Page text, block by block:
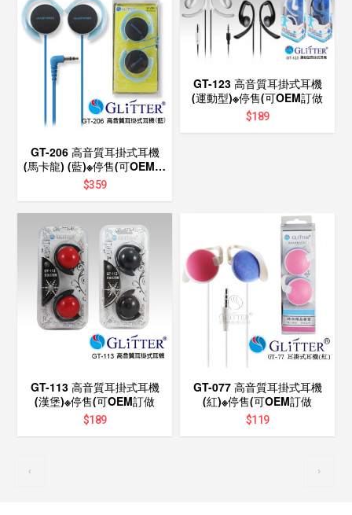
GT-206 高音質耳掛式耳機
(馬卡龍) (藍)※停售(可OEM訂
做
$359
GT-123 高音質耳掛式耳機
(運動型)※停售(可OEM訂做
$189
GT-113 高音質耳掛式耳機
(漢堡)※停售(可OEM訂做
$189
GT-077 高音質耳掛式耳機
(紅)※停售(可OEM訂做
$119